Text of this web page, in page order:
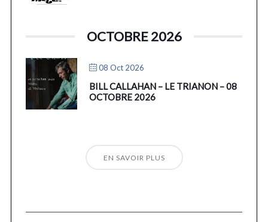
OCTOBRE 2026
08 Oct 2026
BILL CALLAHAN – LE TRIANON – 08
OCTOBRE 2026
EN SAVOIR PLUS